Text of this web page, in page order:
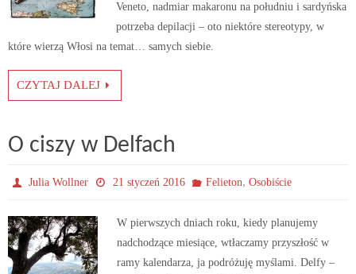
Veneto, nadmiar makaronu na południu i sardyńska
potrzeba depilacji – oto niektóre stereotypy, w
które wierzą Włosi na temat… samych siebie.
CZYTAJ DALEJ
O ciszy w Delfach
Julia Wollner 21 styczeń 2016 Felieton, Osobiście
W pierwszych dniach roku, kiedy planujemy
nadchodzące miesiące, wtłaczamy przyszłość w
ramy kalendarza, ja podróżuję myślami. Delfy –